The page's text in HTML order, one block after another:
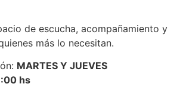
de escucha, acompañamiento y
más lo necesitan.
MARTES Y JUEVES
hs